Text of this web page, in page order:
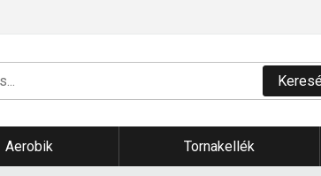
Aerobik Tornakellék